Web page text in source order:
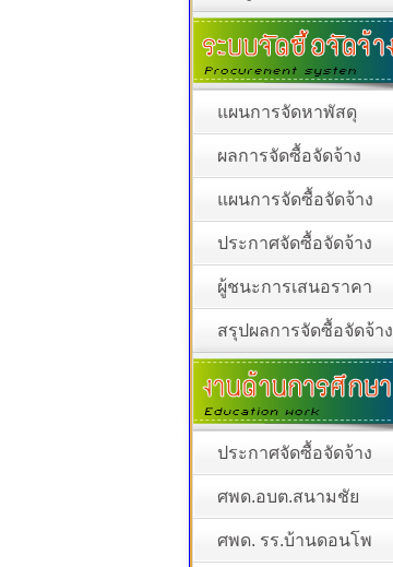
แผนการจัดหาพัสดุ
ผลการจัดซื้อจัดจ้าง
แผนการจัดซื้อจัดจ้าง
ประกาศจัดซื้อจัดจ้าง
ผู้ชนะการเสนอราคา
สรุปผลการจัดซื้อจัดจ้าง
ประกาศจัดซื้อจัดจ้าง
ศพด.อบต.สนามชัย
ศพด. รร.บ้านดอนโพ